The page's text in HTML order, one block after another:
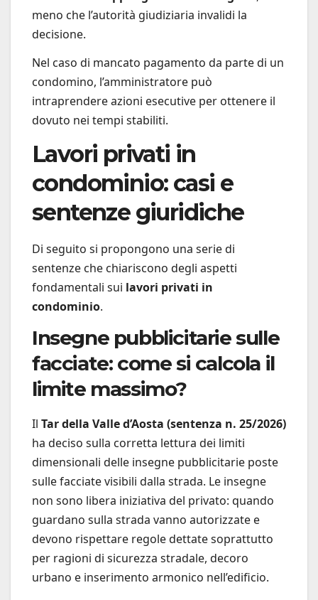
meno che l’autorità giudiziaria invalidi la
decisione.
Nel caso di mancato pagamento da parte di un
condomino, l’amministratore può
intraprendere azioni esecutive per ottenere il
dovuto nei tempi stabiliti.
Lavori privati in
condominio: casi e
sentenze giuridiche
Di seguito si propongono una serie di
sentenze che chiariscono degli aspetti
fondamentali sui lavori privati in
condominio.
Insegne pubblicitarie sulle
facciate: come si calcola il
limite massimo?
Il Tar della Valle d’Aosta (sentenza n. 25/2026)
ha deciso sulla corretta lettura dei limiti
dimensionali delle insegne pubblicitarie poste
sulle facciate visibili dalla strada. Le insegne
non sono libera iniziativa del privato: quando
guardano sulla strada vanno autorizzate e
devono rispettare regole dettate soprattutto
per ragioni di sicurezza stradale, decoro
urbano e inserimento armonico nell’edificio.